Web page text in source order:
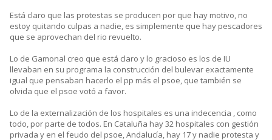
Está claro que las protestas se producen por que hay motivo, no
estoy quitando culpas a nadie, es simplemente que hay pescadores
que se aprovechan del rio revuelto.
Lo de Gamonal creo que está claro y lo gracioso es los de IU
llevaban en su programa la construcción del bulevar exactamente
igual que pensaban hacerlo el pp más el psoe, que también se
olvida que el psoe votó a favor.
Lo de la externalización de los hospitales es una indecencia , como
todo, por parte de todos. En Cataluña hay 32 hospitales con gestión
privada y en el feudo del psoe, Andalucía, hay 17 y nadie protesta y